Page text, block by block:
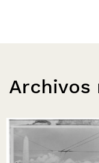
Archivos